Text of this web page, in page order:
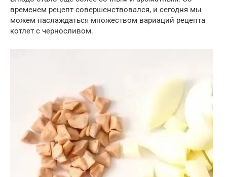
временем рецепт совершенствовался, и сегодня мы
можем наслаждаться множеством вариаций рецепта
котлет с черносливом.